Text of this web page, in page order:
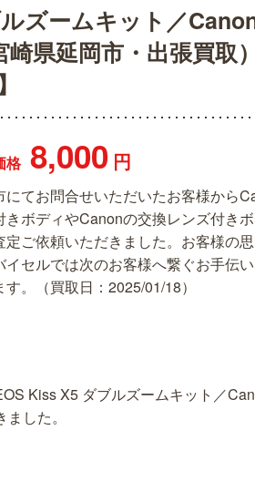
ズームキット／
県延岡市・出張買取
格 8,000 円
にてお問合せいただいたお客様から
きボディやCanonの交換レンズ付き
定ご依頼いただきました。お客様の
イセルでは次のお客様へ繋ぐお手伝
す。（買取日：2025/01/18）
Kiss X5 ダブルズームキット／
した。